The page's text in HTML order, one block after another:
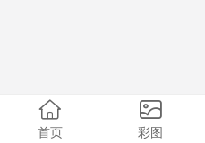
首页 彩图